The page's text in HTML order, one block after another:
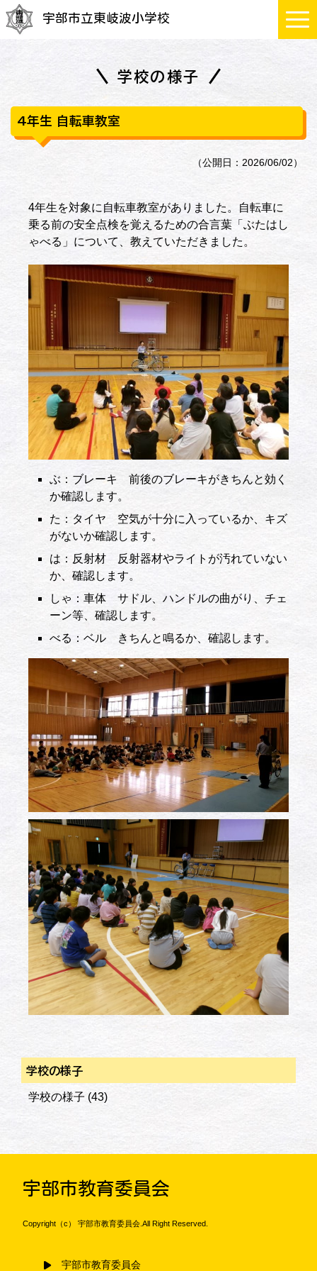
宇部市立東岐波小学校
学校の様子
4年生 自転車教室
（公開日：2026/06/02）
4年生を対象に自転車教室がありました。自転車に
乗る前の安全点検を覚えるための合言葉「ぶたはし
ゃべる」について、教えていただきました。
ぶ：ブレーキ 前後のブレーキがきちんと効く
か確認します。
た：タイヤ 空気が十分に入っているか、キズ
がないか確認します。
は：反射材 反射器材やライトが汚れていない
か、確認します。
しゃ：車体 サドル、ハンドルの曲がり、チェ
ーン等、確認します。
べる：ベル きちんと鳴るか、確認します。
学校の様子
学校の様子 (43)
宇部市教育委員会
Copyright（c） 宇部市教育委員会.All Right Reserved.
宇部市教育委員会